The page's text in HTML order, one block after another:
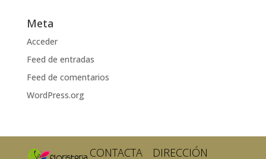
Meta
Acceder
Feed de entradas
Feed de comentarios
WordPress.org
CONTACTA DIRECCIÓN